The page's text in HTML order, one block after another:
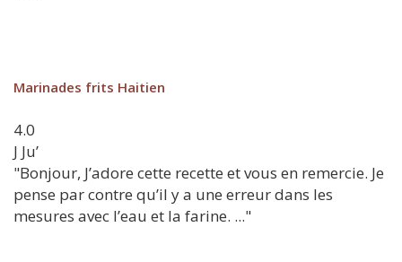
Marinades frits Haitien
4.0
J Ju’
"Bonjour, J’adore cette recette et vous en remercie. Je
pense par contre qu’il y a une erreur dans les
mesures avec l’eau et la farine. ..."